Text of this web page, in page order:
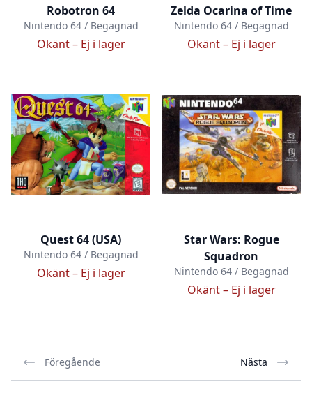
Robotron 64
Nintendo 64 / Begagnad
Okänt – Ej i lager
Zelda Ocarina of Time
Nintendo 64 / Begagnad
Okänt – Ej i lager
Quest 64 (USA)
Nintendo 64 / Begagnad
Okänt – Ej i lager
Star Wars: Rogue
Squadron
Nintendo 64 / Begagnad
Okänt – Ej i lager
Föregående Nästa